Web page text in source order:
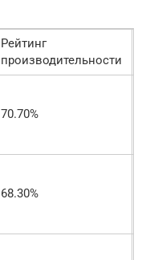
Рейтинг
производительности
70.70%
68.30%